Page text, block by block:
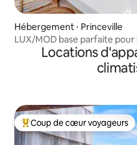
Hébergement ⋅ Princeville
LUX/MOD base parfaite
climatisation
Locations
Coups de cœur voyageurs les
Coup de cœur voyageurs